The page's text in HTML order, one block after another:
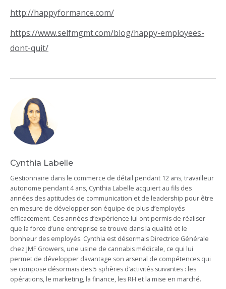
http://happyformance.com/
https://www.selfmgmt.com/blog/happy-employees-
dont-quit/
Cynthia Labelle
Gestionnaire dans le commerce de détail pendant 12 ans, travailleur
autonome pendant 4 ans, Cynthia Labelle acquiert au fils des
années des aptitudes de communication et de leadership pour être
en mesure de développer son équipe de plus d’employés
efficacement. Ces années d’expérience lui ont permis de réaliser
que la force d’une entreprise se trouve dans la qualité et le
bonheur des employés. Cynthia est désormais Directrice Générale
chez JMF Growers, une usine de cannabis médicale, ce qui lui
permet de développer davantage son arsenal de compétences qui
se compose désormais des 5 sphères d’activités suivantes : les
opérations, le marketing, la finance, les RH et la mise en marché.